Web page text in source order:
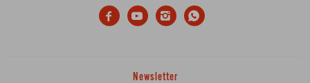
   
Newsletter